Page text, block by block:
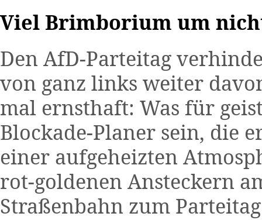
Viel Brimborium um
Den AfD-Parteitag
von ganz links weiter
mal ernsthaft: Was für
Blockade-Planer sein, die
einer aufgeheizten
rot-goldenen Ansteckern
Straßenbahn zum